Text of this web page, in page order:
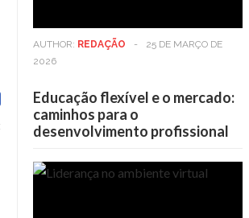
AUTHOR: REDAÇÃO -
25 DE MARÇO DE
2026
Educação flexível e o mercado:
caminhos para o
desenvolvimento profissional